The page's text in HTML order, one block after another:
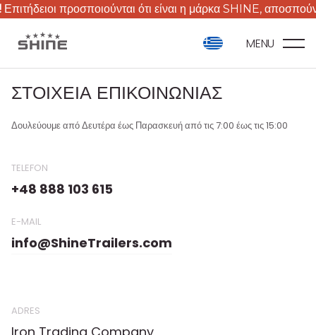
MENU
ΣΤΟΙΧΕΙΑ ΕΠΙΚΟΙΝΩΝΙΑΣ
Δουλεύουμε από Δευτέρα έως Παρασκευή από τις 7:00 έως τις 15:00
TELEFON
+48 888 103 615
E-MAIL
info@ShineTrailers.com
ADRES
προσποιούνται ότι είναι η μάρκα SHINE, αποσπούν